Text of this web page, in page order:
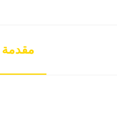
مقدمة